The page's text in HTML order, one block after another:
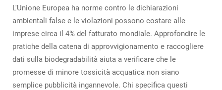
L'Unione Europea ha norme contro le dichiarazioni
ambientali false e le violazioni possono costare alle
imprese circa il 4% del fatturato mondiale. Approfondire le
pratiche della catena di approvvigionamento e raccogliere
dati sulla biodegradabilità aiuta a verificare che le
promesse di minore tossicità acquatica non siano
semplice pubblicità ingannevole. Chi specifica questi